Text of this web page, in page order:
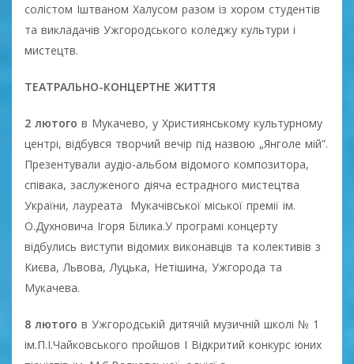
солістом Іштваном Халусом разом із хором студентів
та викладачів Ужгородського коледжу культури і
мистецтв.
ТЕАТРАЛЬНО-КОНЦЕРТНЕ ЖИТТЯ
2 лютого в Мукачево, у Християнському культурному
центрі, відбувся творчий вечір під назвою „Янголе мій”.
Презентували аудіо-альбом відомого композитора,
співака, заслуженого діяча естрадного мистецтва
України, лауреата Мукачівської міської премії ім.
О.Духновича Ігоря Білика.У програмі концерту
відбулись виступи відомих виконавців та колективів з
Києва, Львова, Луцька, Нетішина, Ужгорода та
Мукачева.
8 лютого в Ужгородській дитячій музичній школі № 1
ім.П.І.Чайковського пройшов І Відкритий конкурс юних